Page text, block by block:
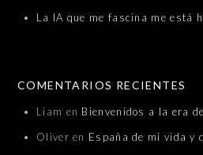
La IA que me fascina me está
COMENTARIOS RECIENTES
Liam en Bienvenidos a la era
Oliver en España de mi vida y